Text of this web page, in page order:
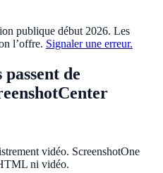
publique début 2026. Les
l’offre. Signaler une erreur.
de
vidéo. ScreenshotOne
ni vidéo.